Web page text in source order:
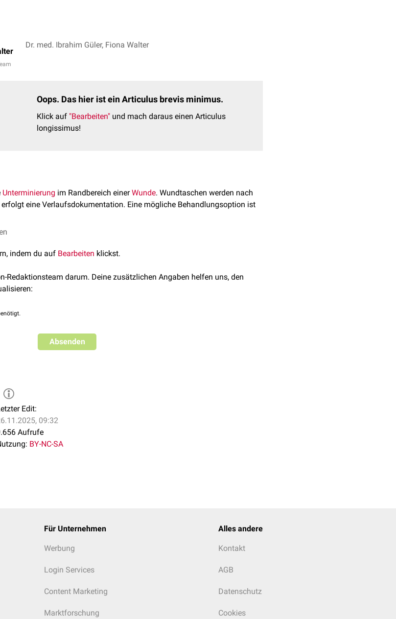
Dr. med. Ibrahim Güler, Fiona Walter
Oops. Das hier ist ein Articulus brevis minimus.
Klick auf "Bearbeiten" und mach daraus einen Articulus
longissimus!
Unterminierung im Randbereich einerWunde. Wundtaschen werden nach
eine Verlaufsdokumentation. Eine mögliche Behandlungsoption ist
indem du auf Bearbeiten klickst.
Redaktionsteam darum. Deine zusätzlichen Angaben helfen uns, den
Absenden
Edit:
09:32
Aufrufe
BY-NC-SA
Für Unternehmen
Werbung
Login Services
Content Marketing
Marktforschung
Alles andere
Kontakt
AGB
Datenschutz
Cookies